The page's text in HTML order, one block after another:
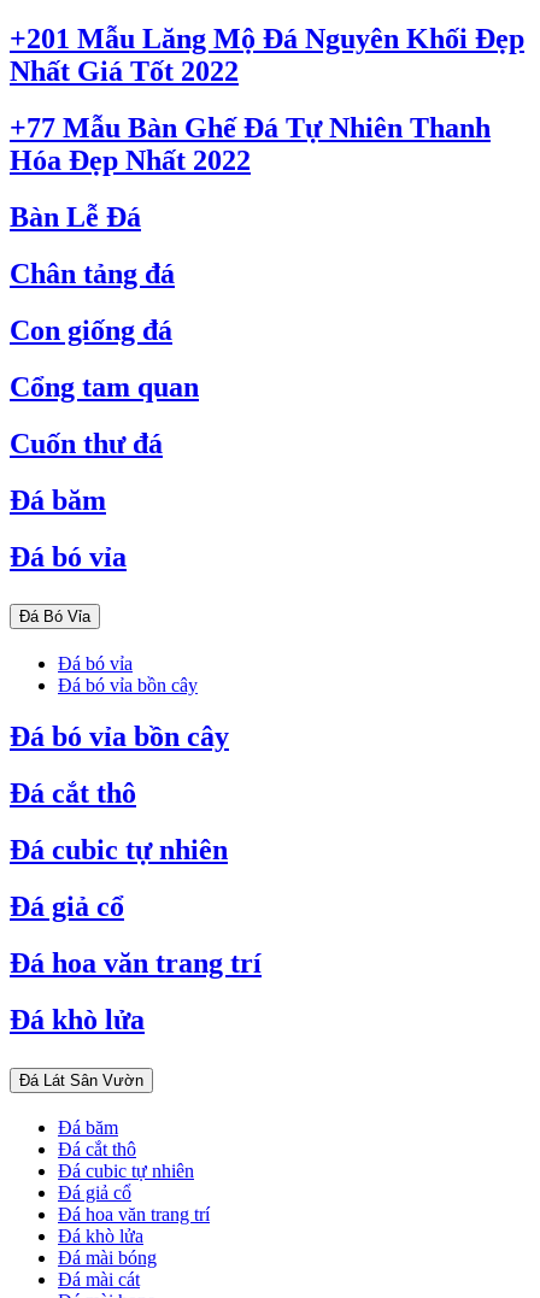
+201 Mẫu Lăng Mộ Đá Nguyên Khối Đẹp
Nhất Giá Tốt 2022
+77 Mẫu Bàn Ghế Đá Tự Nhiên Thanh
Hóa Đẹp Nhất 2022
Bàn Lễ Đá
Chân tảng đá
Con giống đá
Cổng tam quan
Cuốn thư đá
Đá băm
Đá bó vỉa
Đá Bó Vỉa
Đá bó vỉa
Đá bó vỉa bồn cây
Đá bó vỉa bồn cây
Đá cắt thô
Đá cubic tự nhiên
Đá giả cổ
Đá hoa văn trang trí
Đá khò lửa
Đá Lát Sân Vườn
Đá băm
Đá cắt thô
Đá cubic tự nhiên
Đá giả cổ
Đá hoa văn trang trí
Đá khò lửa
Đá mài bóng
Đá mài cát